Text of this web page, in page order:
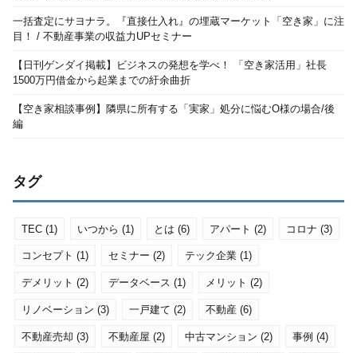
一括査定にサヨナラ。『直接仕入れ』の埋蔵マーケット「空き家」に注
目！ / 不動産事業の収益力UPセミナー
【日刊ゲンダイ掲載】ビジネスの発想を学べ！ 「空き家活用」社長
1500万円借金から起業までの紆余曲折
【空き家相談事例】隣県に所有する「実家」処分に悩むO様の場合/後
編
タグ
TEC(1) いつから (1) とは (6) アパート (2) コロナ (3)
コンセプト (1) セミナー (2) テック企業(1)
デメリット (2) データベース (1) メリット (2)
リノベーション (3) 一戸建て (2) 不動産(6)
不動産売却 (3) 不動産屋 (2) 中古マンション (2) 事例 (4)